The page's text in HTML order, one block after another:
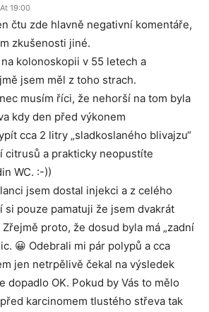
19:00
čtu zde hlavně negativní komentáře,
zkušenosti jiné.
kolonoskopii v 55 letech a
jsem měl z toho strach.
musím říci, že nehorší na tom byla
kdy den před výkonem
cca 2 litry „sladkoslaného blivajzu“
citrusů a prakticky neopustíte
WC. :-))
jsem dostal injekci a z celého
si pouze pamatuji že jsem dvakrát
Zřejmě proto, že dosud byla má „zadní
😀 Odebrali mi pár polypů a cca
jen netrpělivě čekal na výsledek
dopadlo OK. Pokud by Vás to mělo
karcinomem tlustého střeva tak